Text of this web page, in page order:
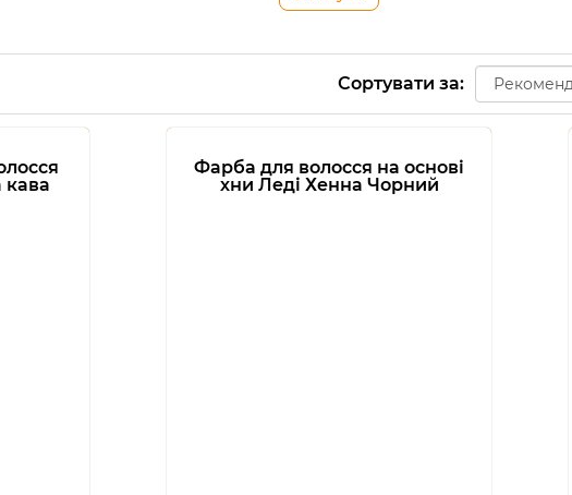
Сортувати за:
Фарба для волосся на основі
хни Леді Хенна Чорний